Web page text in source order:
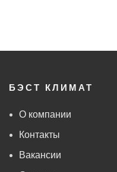
БЭСТ КЛИМАТ
О компании
Контакты
Вакансии